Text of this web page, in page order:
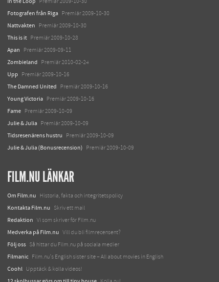
Fotografen från Riga Premiär 2009-10-30
Nattvakten Premiär 2009-10-30
This is it Premiär 2009-10-28
Apan Premiär 2009-09-11
Zombieland Premiär 2010-02-24
Upp Premiär 2009-10-16
The Damned United Premiär 2009-10-16
Young Victoria Premiär 2009-10-16
Fame Premiär 2009-10-09
Julie & Julia Premiär 2009-10-09
Tidsresenärens hustru Premiär 2009-10-09
Julie & Julia (Bonusrecension) Premiär 2009-10-09
FILM.NU LÄNKAR
Om Film.nu Historia, fakta och integritetspolicy
Kontakta Film.nu Skriv ett mail
Redaktion Vi som skriver för Film.nu
Medverka på Film.nu Vill du bli filmrecensent?
Följ oss Så hittar du Film.nu på sociala medier
Filmanic Film.nu's English sister site – All about movies in English
Coohl Upptäck & kolla videos!